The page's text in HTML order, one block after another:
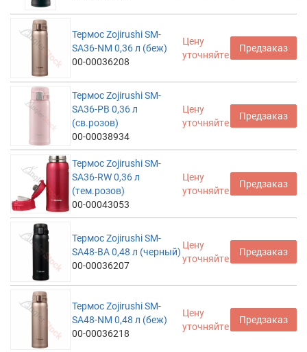
Термос Zojirushi SM-
SA36-NM 0,36 л (беж)
00-00036208
Цену
уточняйте
Предзаказ
Термос Zojirushi SM-
SA36-PB 0,36 л
(св.розов)
00-00038934
Цену
уточняйте
Предзаказ
Термос Zojirushi SM-
SA36-RW 0,36 л
(тем.розов)
00-00043053
Цену
уточняйте
Предзаказ
Термос Zojirushi SM-
SA48-BA 0,48 л (черный)
00-00036207
Цену
уточняйте
Предзаказ
Термос Zojirushi SM-
SA48-NM 0,48 л (беж)
00-00036218
Цену
уточняйте
Предзаказ